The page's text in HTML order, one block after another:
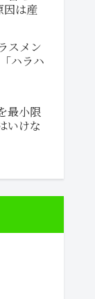
因は産
スメン
ハラハ
最小限
いけな